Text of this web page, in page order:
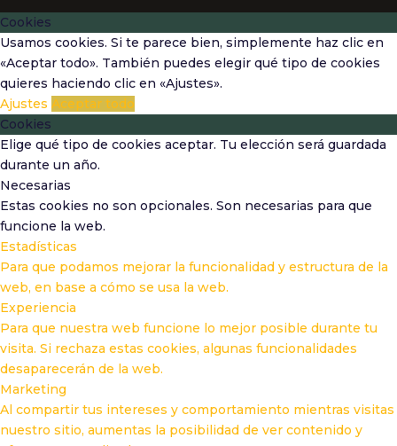
Cookies
Usamos cookies. Si te parece bien, simplemente haz clic en
«Aceptar todo». También puedes elegir qué tipo de cookies
quieres haciendo clic en «Ajustes».
Ajustes Aceptar todo
Cookies
Elige qué tipo de cookies aceptar. Tu elección será guardada
durante un año.
Necesarias
Estas cookies no son opcionales. Son necesarias para que
funcione la web.
Estadísticas
Para que podamos mejorar la funcionalidad y estructura de la
web, en base a cómo se usa la web.
Experiencia
Para que nuestra web funcione lo mejor posible durante tu
visita. Si rechaza estas cookies, algunas funcionalidades
desaparecerán de la web.
Marketing
Al compartir tus intereses y comportamiento mientras visitas
nuestro sitio, aumentas la posibilidad de ver contenido y